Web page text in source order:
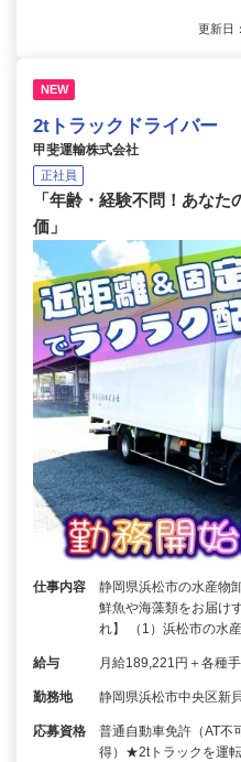
更新日
NEW
2tトラックドライバー
甲斐運輸株式会社
正社員
「年齢・経験不問！あな
価」
仕事内容
静岡県浜松市の水産物
鮮魚や海藻類をお届け
れ】 （1）浜松市の水
給与 月給189,221円＋各
勤務地 静岡県浜松市中央区新
応募資格
普通自動車免許（AT
得）★2tトラックを運